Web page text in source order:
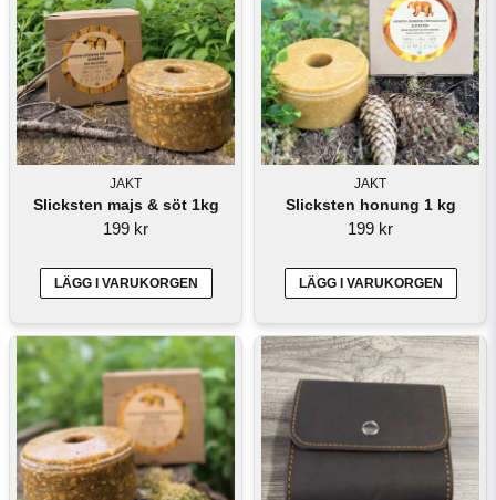
JAKT
Slicksten majs & söt 1kg
199 kr
LÄGG I VARUKORGEN
JAKT
Slicksten honung 1 kg
199 kr
LÄGG I VARUKORGEN